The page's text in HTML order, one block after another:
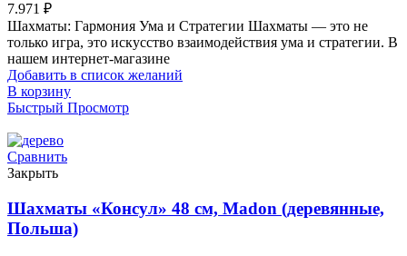
7.971 ₽
Шахматы: Гармония Ума и Стратегии Шахматы — это не
только игра, это искусство взаимодействия ума и стратегии. В
нашем интернет-магазине
Добавить в список желаний
В корзину
Быстрый Просмотр
Сравнить
Закрыть
Шахматы «Консул» 48 см, Madon (деревянные,
Польша)